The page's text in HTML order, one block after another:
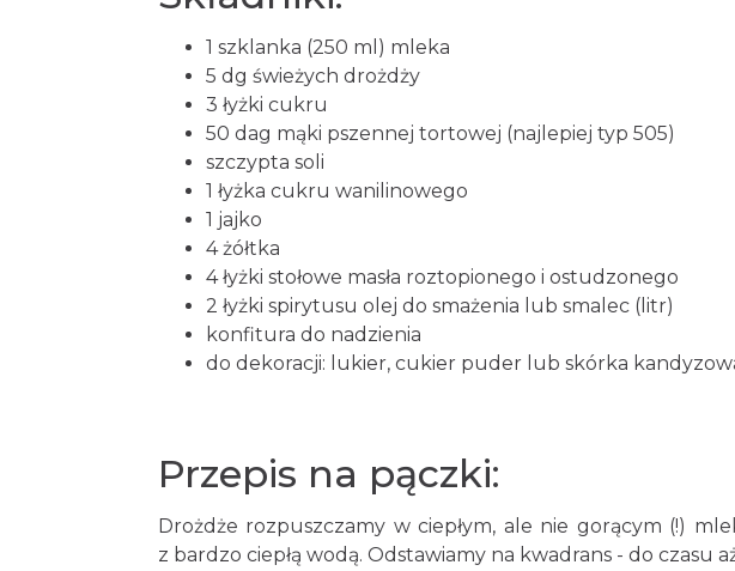
1 szklanka (250 ml) mleka
5 dg świeżych drożdży
3 łyżki cukru
50 dag mąki pszennej tortowej (najlepiej typ 505)
szczypta soli
1 łyżka cukru wanilinowego
1 jajko
4 żółtka
4 łyżki stołowe masła roztopionego i ostudzonego
2 łyżki spirytusu olej do smażenia lub smalec (litr)
konfitura do nadzienia
do dekoracji: lukier, cukier puder lub skórka
Przepis na pączki:
Drożdże rozpuszczamy w ciepłym, ale nie gorącym (!)
z bardzo ciepłą wodą. Odstawiamy na kwadrans - do czasu